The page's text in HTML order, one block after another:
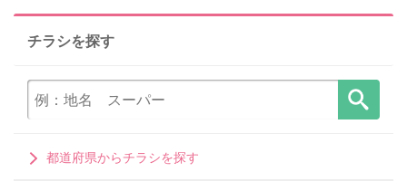
チラシを探す
都道府県からチラシを探す